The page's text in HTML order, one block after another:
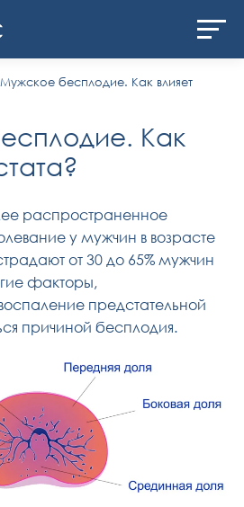
Мужское бесплодие. Как влияет
Как
распространенное
у мужчин в возрасте
от 30 до 65% мужчин
факторы,
предстательной
причиной бесплодия.